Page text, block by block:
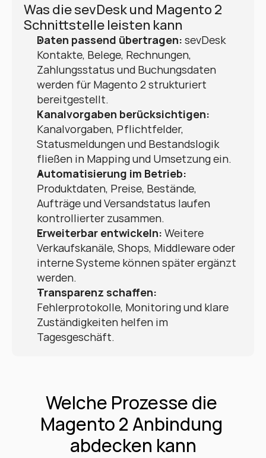
Was die sevDesk und Magento 2
Schnittstelle leisten kann
Daten passend übertragen: sevDesk
Kontakte, Belege, Rechnungen,
Zahlungsstatus und Buchungsdaten
werden für Magento 2 strukturiert
bereitgestellt.
Kanalvorgaben berücksichtigen:
Kanalvorgaben, Pflichtfelder,
Statusmeldungen und Bestandslogik
fließen in Mapping und Umsetzung ein.
Automatisierung im Betrieb:
Produktdaten, Preise, Bestände,
Aufträge und Versandstatus laufen
kontrollierter zusammen.
Erweiterbar entwickeln: Weitere
Verkaufskanäle, Shops, Middleware oder
interne Systeme können später ergänzt
werden.
Transparenz schaffen:
Fehlerprotokolle, Monitoring und klare
Zuständigkeiten helfen im
Tagesgeschäft.
Welche Prozesse die
Magento 2 Anbindung
abdecken kann